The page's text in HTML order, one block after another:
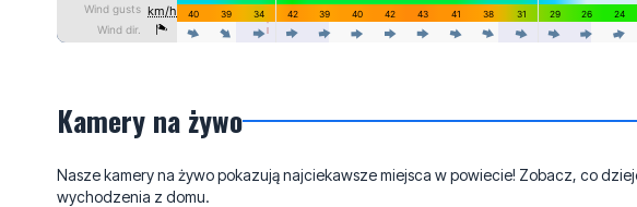
Kamery na żywo
Nasze kamery na żywo pokazują najciekawsze miejsca w powiecie! Zobacz, co
wychodzenia z domu.